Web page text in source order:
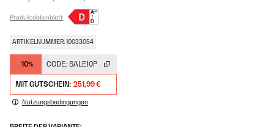
Produktdatenblatt
ARTIKELNUMMER: 10033054
-10% CODE: SALE10P
MIT GUTSCHEIN: 251,99 €
Nutzungsbedingungen